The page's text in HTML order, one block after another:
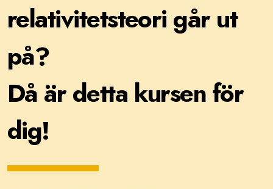
relativitetsteori går ut
på?
Då är detta kursen för
dig!